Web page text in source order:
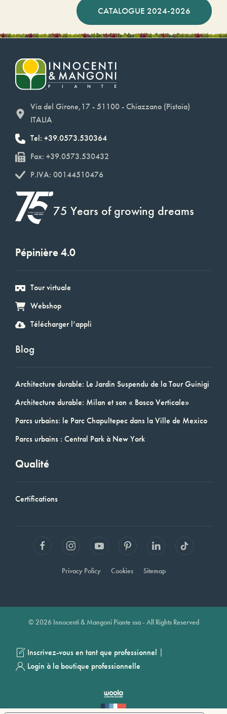
CATALOGUE 2024-2026
Via del Girone,17 - 51100 - Chiazzano (Pistoia)
ITALIA
Tel: +39.0573.530364
Fax: +39.0573.530432
P.IVA: 00144510476
75 Years of growing dreams
Pépinière 4.0
Tour virtuale
Webshop
Télécharger l’appli
Blog
Architecture durable: Le Jardin Suspendu de la Tour Guinigi
Architecture durable: Milan et son « Bosco Verticale»
Parcs urbains: le Parc Chapultepec dans la Ville de Mexico
Parcs urbains : Central Park à New York
Qualité
Certifications
Privacy Policy Cookies Sitemap
© 2026 Innocenti & Mangoni Piante ssa - All Rights Reserved
Inscrivez-vous en tant que professionnel |
Login à la boutique professionnelle